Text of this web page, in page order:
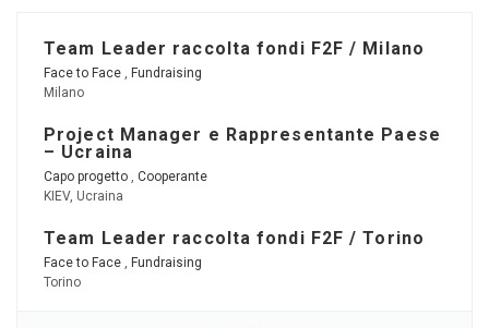
Team Leader raccolta fondi F2F / Milano
Face to Face , Fundraising
Milano
Project Manager e Rappresentante Paese
– Ucraina
Capo progetto , Cooperante
KIEV, Ucraina
Team Leader raccolta fondi F2F / Torino
Face to Face , Fundraising
Torino